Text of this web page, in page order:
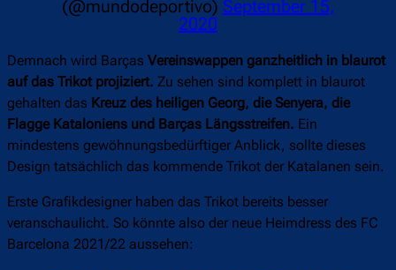
(@mundodeportivo) September 15,
2020
Demnach wird Barças Vereinswappen ganzheitlich in blaurot
auf das Trikot projiziert. Zu sehen sind komplett in blaurot
gehalten das Kreuz des heiligen Georg, die Senyera, die
Flagge Kataloniens und Barças Längsstreifen. Ein
mindestens gewöhnungsbedürftiger Anblick, sollte dieses
Design tatsächlich das kommende Trikot der Katalanen sein.
Erste Grafikdesigner haben das Trikot bereits besser
veranschaulicht. So könnte also der neue Heimdress des FC
Barcelona 2021/22 aussehen: